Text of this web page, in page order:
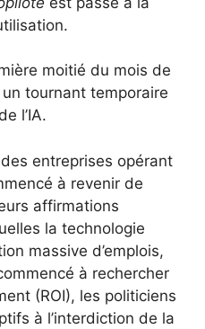
moitié du mois de
tournant temporaire
l’IA.
entreprises opérant
à revenir de
affirmations
la technologie
massive d’emplois,
à rechercher
(ROI), les politiciens
à l’interdiction de la